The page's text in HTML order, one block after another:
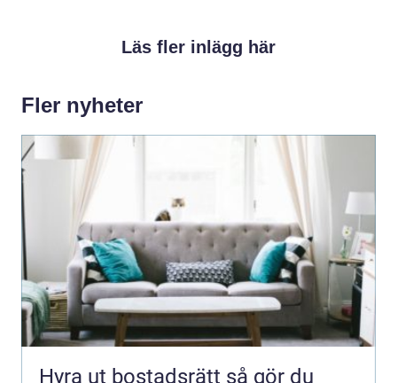
Läs fler inlägg här
Fler nyheter
Hyra ut bostadsrätt så gör du